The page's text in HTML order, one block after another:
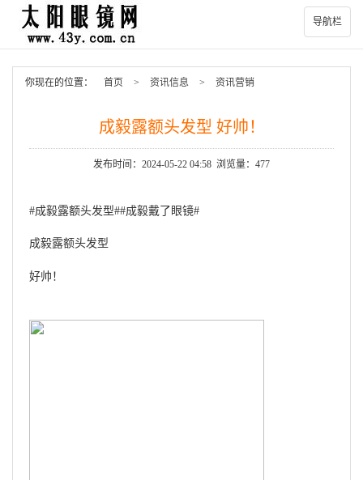
导航栏
你现在的位置： 首页 > 资讯信息 > 资讯营销
成毅露额头发型 好帅！
发布时间：2024-05-22 04:58 浏览量：477
#成毅露额头发型##成毅戴了眼镜#
成毅露额头发型
好帅！